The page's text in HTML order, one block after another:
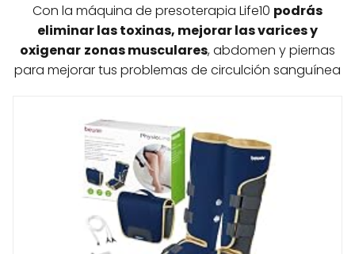
Con la máquina de presoterapia Life10 podrás
eliminar las toxinas, mejorar las varices y
oxigenar zonas musculares, abdomen y piernas
para mejorar tus problemas de circulción sanguínea